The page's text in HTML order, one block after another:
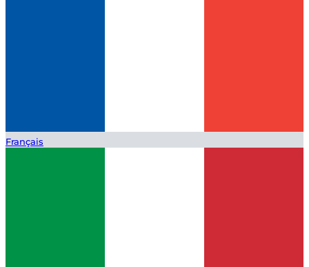
Français